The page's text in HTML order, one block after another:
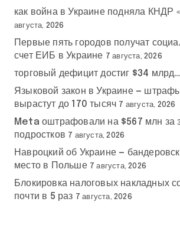
как война в Украине подняла КНДР
августа, 2026
Первые пять городов получат
счет ЕИБ в Украине 7 августа, 2026
торговый дефицит достиг $34 млрд…
Языковой закон в Украине —
вырастут до 170 тысяч 7 августа, 2026
Meta оштрафовали на $567 млн за
подростков 7 августа, 2026
Навроцкий об Украине —
место в Польше 7 августа, 2026
Блокировка налоговых накладных
почти в 5 раз 7 августа, 2026